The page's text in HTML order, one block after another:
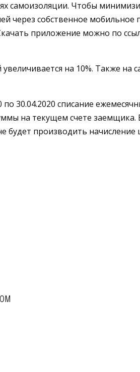
самоизоляции. Чтобы
через собственное мобильное
приложение можно по
на 10%. Также на
30.04.2020 списание
на текущем счете заемщика. В
будет производить